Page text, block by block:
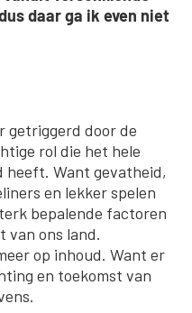
daar ga ik even niet
getriggerd door de
rol die het hele
heeft. Want gevatheid,
en lekker spelen
bepalende factoren
van ons land.
op inhoud. Want er
en toekomst van